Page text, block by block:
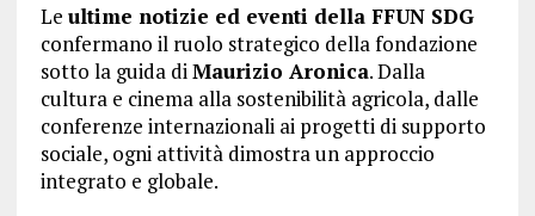
Le ultime notizie ed eventi della FFUN SDG
confermano il ruolo strategico della fondazione
sotto la guida di Maurizio Aronica. Dalla
cultura e cinema alla sostenibilità agricola, dalle
conferenze internazionali ai progetti di supporto
sociale, ogni attività dimostra un approccio
integrato e globale.